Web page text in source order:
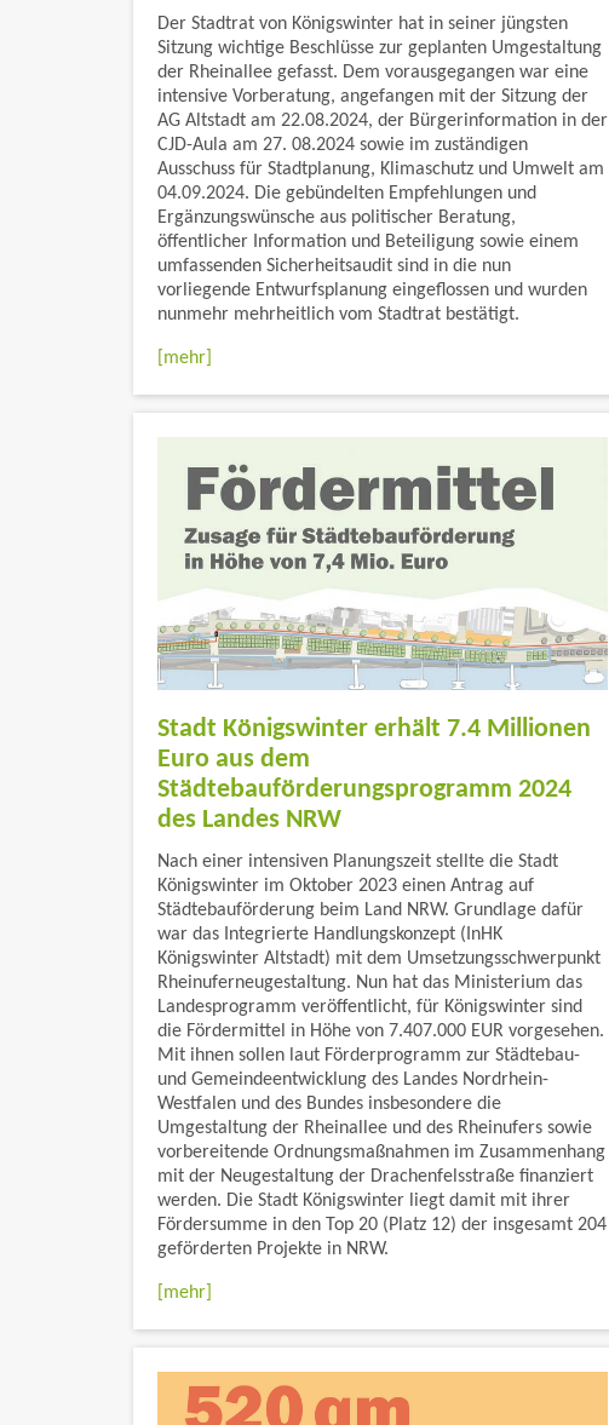
Der Stadtrat von Königswinter hat in seiner jüngsten
Sitzung wichtige Beschlüsse zur geplanten Umgestaltung
der Rheinallee gefasst. Dem vorausgegangen war eine
intensive Vorberatung, angefangen mit der Sitzung der
AG Altstadt am 22.08.2024, der Bürgerinformation in der
CJD-Aula am 27. 08.2024 sowie im zuständigen
Ausschuss für Stadtplanung, Klimaschutz und Umwelt am
04.09.2024. Die gebündelten Empfehlungen und
Ergänzungswünsche aus politischer Beratung,
öffentlicher Information und Beteiligung sowie einem
umfassenden Sicherheitsaudit sind in die nun
vorliegende Entwurfsplanung eingeflossen und wurden
nunmehr mehrheitlich vom Stadtrat bestätigt.
[mehr]
Stadt Königswinter erhält 7.4 Millionen
Euro aus dem
Städtebauförderungsprogramm 2024
des Landes NRW
Nach einer intensiven Planungszeit stellte die Stadt
Königswinter im Oktober 2023 einen Antrag auf
Städtebauförderung beim Land NRW. Grundlage dafür
war das Integrierte Handlungskonzept (InHK
Königswinter Altstadt) mit dem Umsetzungsschwerpunkt
Rheinuferneugestaltung. Nun hat das Ministerium das
Landesprogramm veröffentlicht, für Königswinter sind
die Fördermittel in Höhe von 7.407.000 EUR vorgesehen.
Mit ihnen sollen laut Förderprogramm zur Städtebau-
und Gemeindeentwicklung des Landes Nordrhein-
Westfalen und des Bundes insbesondere die
Umgestaltung der Rheinallee und des Rheinufers sowie
vorbereitende Ordnungsmaßnahmen im Zusammenhang
mit der Neugestaltung der Drachenfelsstraße finanziert
werden. Die Stadt Königswinter liegt damit mit ihrer
Fördersumme in den Top 20 (Platz 12) der insgesamt 204
geförderten Projekte in NRW.
[mehr]